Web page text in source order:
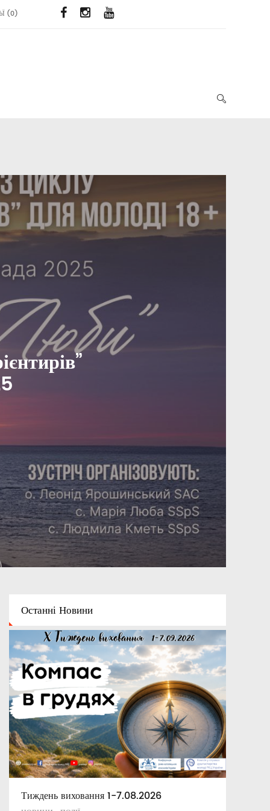
(0)
ОстанніНовини
Тиждень виховання 1-7.08.2026
Освітній капелан
Апостольські повчання